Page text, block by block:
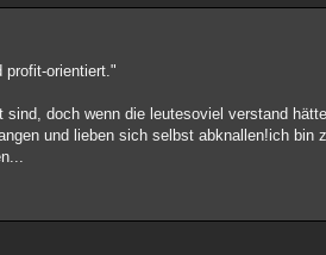
orientiert."
doch wenn die leutesoviel verstand
und lieben sich selbst abknallen!ich bin